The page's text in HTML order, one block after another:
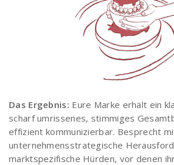
Das Ergebnis: Eure Marke erhält ein
scharf umrissenes, stimmiges
effizient kommunizierbar. Besprecht
unternehmensstrategische
marktspezifische Hürden, vor denen